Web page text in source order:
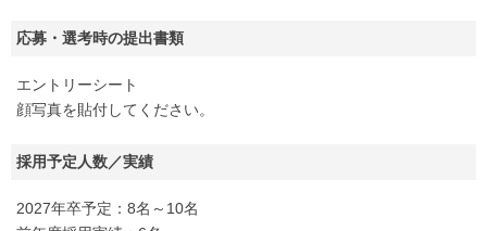
応募・選考時の提出書類
エントリーシート
顔写真を貼付してください。
採用予定人数／実績
2027年卒予定：8名～10名